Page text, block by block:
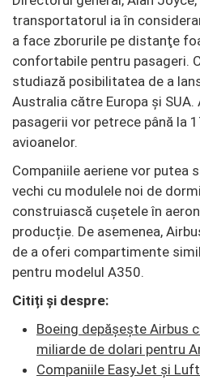
transportatorul ia în
a face zborurile pe distanţe
confortabile pentru pasageri.
studiază posibilitatea de a
Australia către Europa şi
pasagerii vor petrece până la
avioanelor.
Companiile aeriene vor putea
vechi cu modulele noi de
construiască cușetele în
producție. De asemenea,
de a oferi compartimente
pentru modelul A350.
Citiți și despre:
Boeing depăşeşte Airbus
miliarde de dolari pentru
Companiile EasyJet şi